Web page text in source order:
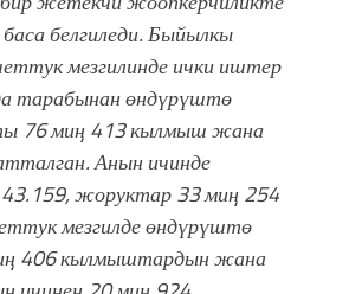
белгиледи. Быйылкы
мезгилинде ички иштер
тарабынан өндүрүштө
76 миң 413 кылмыш жана
Анын ичинде
жоруктар 33 миң 254
мезгилде өндүрүштө
406 кылмыштардын жана